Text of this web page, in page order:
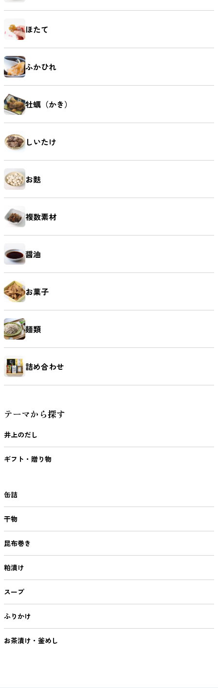
ほたて
ふかひれ
牡蠣（かき）
しいたけ
お麩
複数素材
醤油
お菓子
麺類
詰め合わせ
テーマから探す
井上のだし
ギフト・贈り物
缶詰
干物
昆布巻き
粕漬け
スープ
ふりかけ
お茶漬け・釜めし